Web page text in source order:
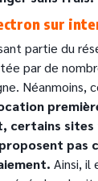
sur
partie du
par de
Néanmoins,
certains sites
proposent
Ainsi, il